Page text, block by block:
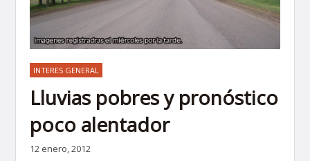
INTERES GENERAL
Lluvias pobres y pronóstico
poco alentador
12 enero, 2012